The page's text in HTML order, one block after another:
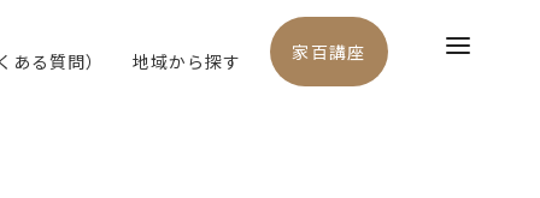
ある質問） 地域から探す 家百講座